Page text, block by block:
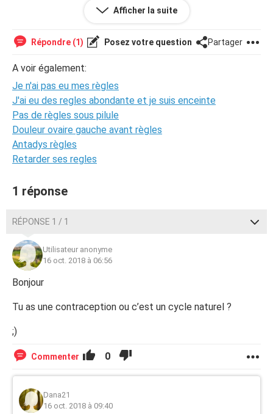
de coeur comme si j'était enceinte!
être enceinte et je ne comprends pas pourquoi je n'ai pas
mes règles!
Afficher la suite
Répondre (1) Posez votre question Partager
A voir également:
Je n'ai pas eu mes règles
J'ai eu des regles abondante et je suis enceinte
Pas de règles sous pilule
Douleur ovaire gauche avant règles
Antadys règles
Retarder ses regles
1 réponse
RÉPONSE 1 / 1
Utilisateur anonyme
16 oct. 2018 à 06:56
Bonjour
Tu as une contraception ou c’est un cycle naturel ?
;)
Commenter 0
Dana21
16 oct. 2018 à 09:40